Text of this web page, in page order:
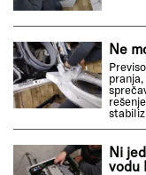
Ne
Ni
vodu